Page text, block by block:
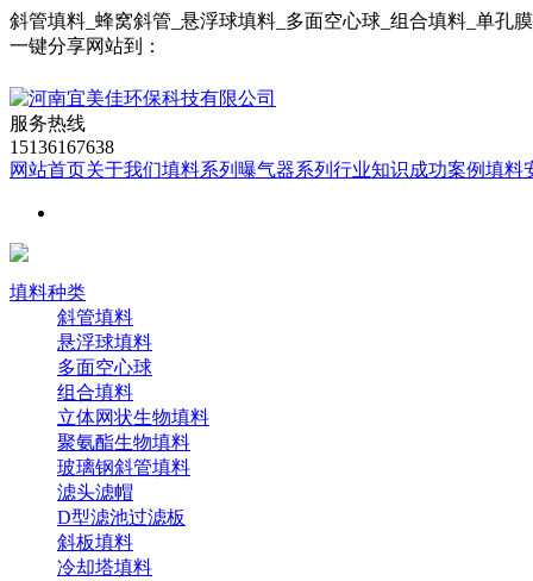
斜管填料_蜂窝斜管_悬浮球填料_多面空心球_组合填料_单孔
一键分享网站到：
服务热线
15136167638
网站首页关于我们填料系列 曝气器系列 行业知识成功案例填料
填料种类
斜管填料
悬浮球填料
多面空心球
组合填料
立体网状生物填料
聚氨酯生物填料
玻璃钢斜管填料
滤头滤帽
D型滤池过滤板
斜板填料
冷却塔填料